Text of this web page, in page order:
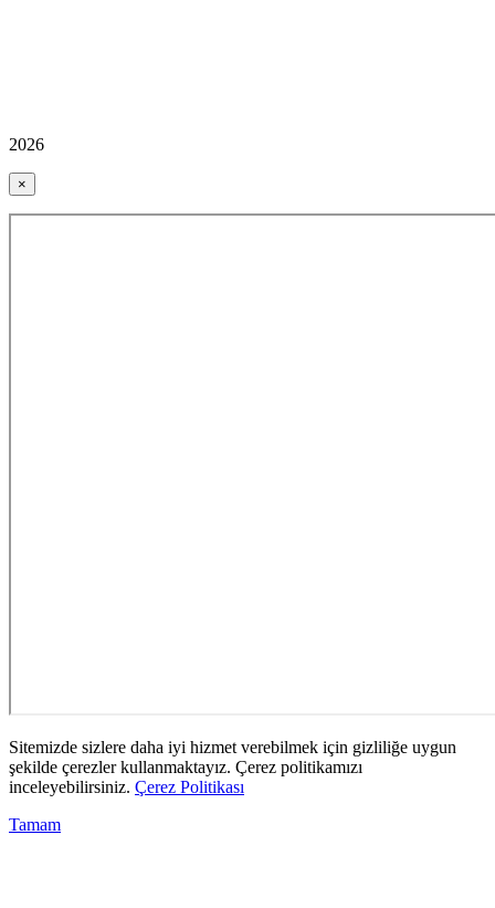
2026
×
Sitemizde sizlere daha iyi hizmet verebilmek için gizliliğe uygun
şekilde çerezler kullanmaktayız. Çerez politikamızı
inceleyebilirsiniz. Çerez Politikası
Tamam